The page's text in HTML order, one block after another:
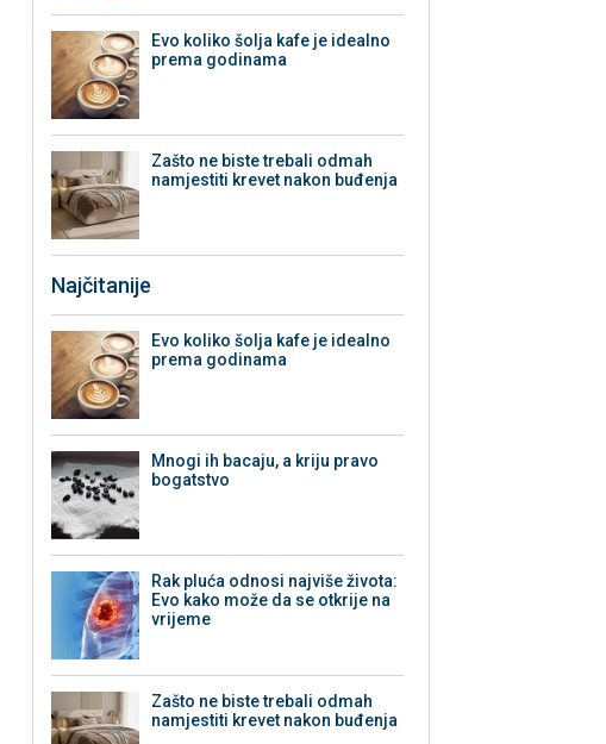
Evo koliko šolja kafe je idealno
prema godinama
Zašto ne biste trebali odmah
namjestiti krevet nakon buđenja
Najčitanije
Evo koliko šolja kafe je idealno
prema godinama
Mnogi ih bacaju, a kriju pravo
bogatstvo
Rak pluća odnosi najviše života:
Evo kako može da se otkrije na
vrijeme
Zašto ne biste trebali odmah
namjestiti krevet nakon buđenja